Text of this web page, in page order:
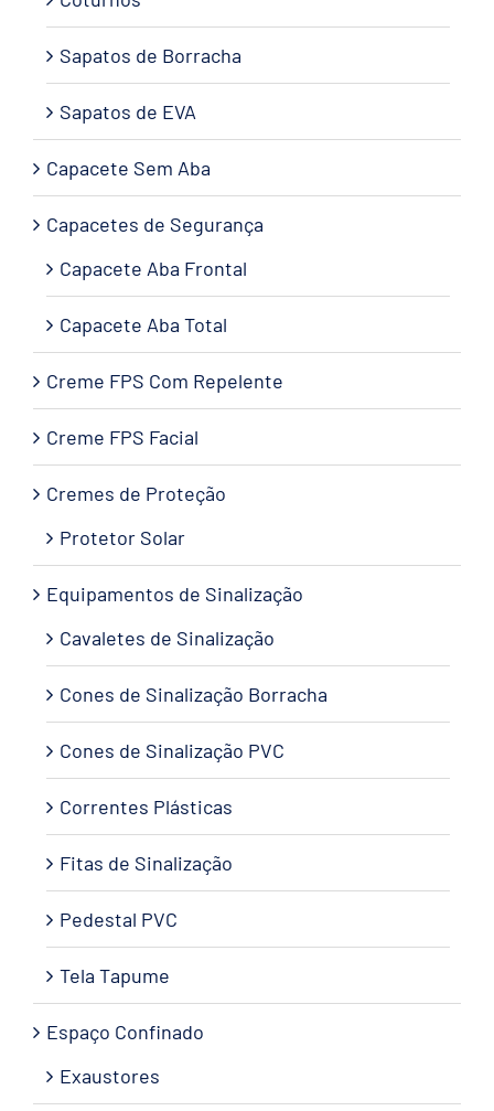
Sapatos de Borracha
Sapatos de EVA
Capacete Sem Aba
Capacetes de Segurança
Capacete Aba Frontal
Capacete Aba Total
Creme FPS Com Repelente
Creme FPS Facial
Cremes de Proteção
Protetor Solar
Equipamentos de Sinalização
Cavaletes de Sinalização
Cones de Sinalização Borracha
Cones de Sinalização PVC
Correntes Plásticas
Fitas de Sinalização
Pedestal PVC
Tela Tapume
Espaço Confinado
Exaustores